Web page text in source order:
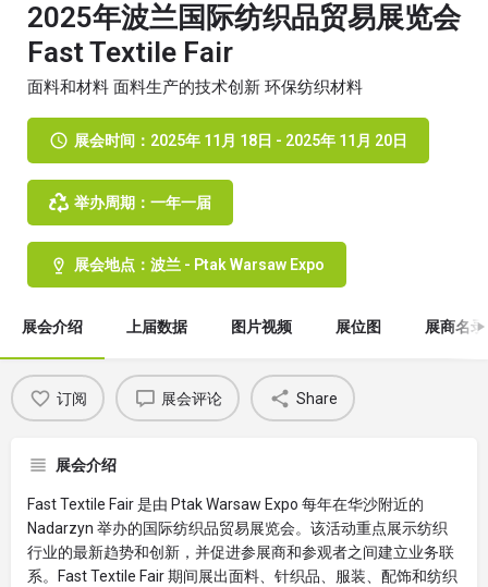
2025年波兰国际纺织品贸易展览会
Fast Textile Fair
面料和材料 面料生产的技术创新 环保纺织材料
展会时间：2025年 11月 18日 - 2025年 11月 20日
举办周期：一年一届
展会地点：波兰 - Ptak Warsaw Expo
展会介绍 上届数据 图片视频 展位图 展商名录
订阅 展会评论 Share
展会介绍
Fast Textile Fair 是由 Ptak Warsaw Expo 每年在华沙附近的
Nadarzyn 举办的国际纺织品贸易展览会。该活动重点展示纺织
行业的最新趋势和创新，并促进参展商和参观者之间建立业务联
系。Fast Textile Fair 期间展出面料、针织品、服装、配饰和纺织